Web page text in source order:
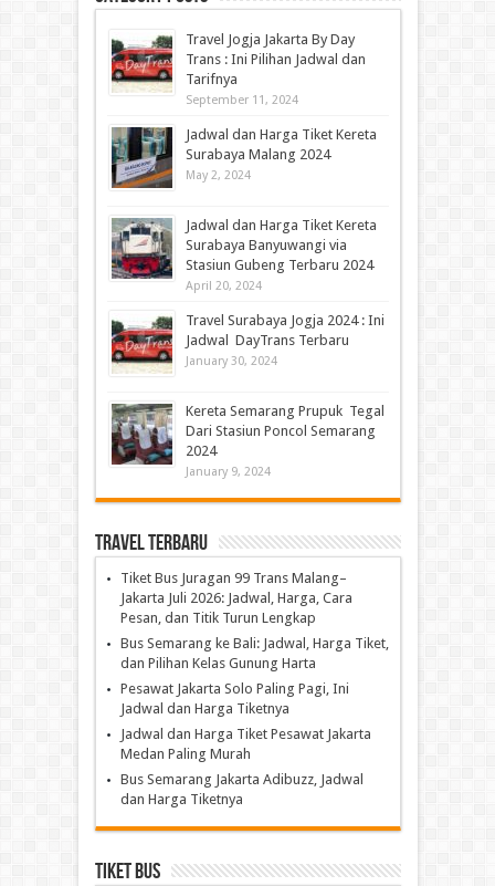
Travel Jogja Jakarta By Day
Trans : Ini Pilihan Jadwal dan
Tarifnya
September 11, 2024
Jadwal dan Harga Tiket Kereta
Surabaya Malang 2024
May 2, 2024
Jadwal dan Harga Tiket Kereta
Surabaya Banyuwangi via
Stasiun Gubeng Terbaru 2024
April 20, 2024
Travel Surabaya Jogja 2024 : Ini
Jadwal DayTrans Terbaru
January 30, 2024
Kereta Semarang Prupuk Tegal
Dari Stasiun Poncol Semarang
2024
January 9, 2024
Travel Terbaru
Tiket Bus Juragan 99 Trans Malang–
Jakarta Juli 2026: Jadwal, Harga, Cara
Pesan, dan Titik Turun Lengkap
Bus Semarang ke Bali: Jadwal, Harga Tiket,
dan Pilihan Kelas Gunung Harta
Pesawat Jakarta Solo Paling Pagi, Ini
Jadwal dan Harga Tiketnya
Jadwal dan Harga Tiket Pesawat Jakarta
Medan Paling Murah
Bus Semarang Jakarta Adibuzz, Jadwal
dan Harga Tiketnya
Tiket Bus